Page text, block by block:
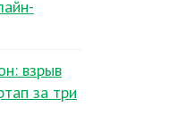
взрыв
за три